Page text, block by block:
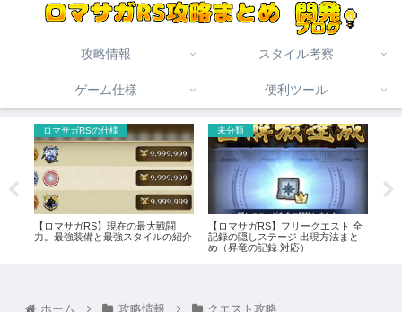
攻略情報 スタイル考察
ゲーム仕様 便利ツール
ロマサガRSの仕様
【ロマサガRS】現在の最大戦闘
力。最強装備と最強スタイルの紹介
未分類
【ロマサガRS】フリークエスト 全
記録の隠しステージ 出現方法まと
め（昇竜の記録 対応）
ホーム 攻略情報 クエスト攻略